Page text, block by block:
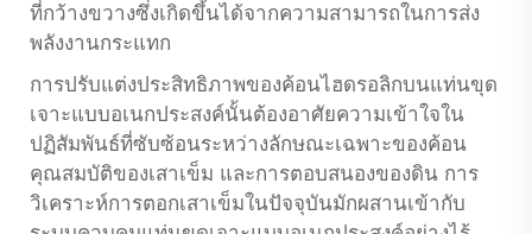
ที่กว้างขวางซึ่งเกิดขึ้นได้จากความสามารถในการส่ง
พลังงานกระแทก
การปรับแต่งประสิทธิภาพของค้อนไฮดรอลิกบนแท่นขุด
เจาะแบบอเนกประสงค์นั้นต้องอาศัยความเข้าใจใน
ปฏิสัมพันธ์ที่ซับซ้อนระหว่างลักษณะเฉพาะของค้อน
คุณสมบัติของเสาเข็ม และการตอบสนองของดิน การ
วิเคราะห์การตอกเสาเข็มในปัจจุบันมักผสานเข้ากับ